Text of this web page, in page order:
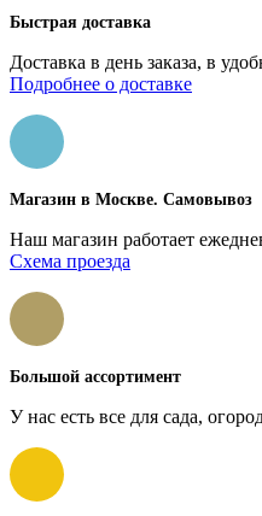
Быстрая доставка
Доставка в день заказа, в
Подробнее о доставке
Магазин в Москве. Самовывоз
Наш магазин работает
Схема проезда
Большой ассортимент
У нас есть все для сада,